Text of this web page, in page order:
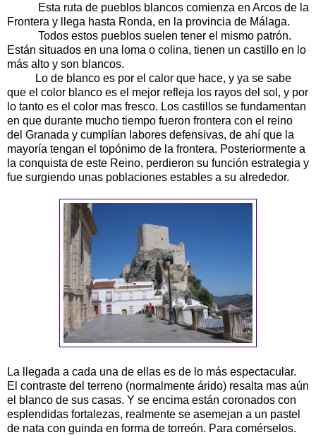
Esta ruta de pueblos blancos comienza en Arcos de la
Frontera y llega hasta Ronda, en la provincia de Málaga.
Todos estos pueblos suelen tener el mismo patrón.
Están situados en una loma o colina, tienen un castillo en lo
más alto y son blancos.
Lo de blanco es por el calor que hace, y ya se sabe
que el color blanco es el mejor refleja los rayos del sol, y por
lo tanto es el color mas fresco. Los castillos se fundamentan
en que durante mucho tiempo fueron frontera con el reino
del Granada y cumplían labores defensivas, de ahí que la
mayoría tengan el topónimo de la frontera. Posteriormente a
la conquista de este Reino, perdieron su función estrategia y
fue surgiendo unas poblaciones estables a su alrededor.
La llegada a cada una de ellas es de lo más espectacular.
El contraste del terreno (normalmente árido) resalta mas aún
el blanco de sus casas. Y se encima están coronados con
esplendidas fortalezas, realmente se asemejan a un pastel
de nata con guinda en forma de torreón. Para comérselos.